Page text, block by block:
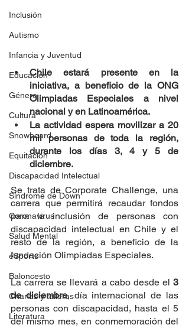
Inclusión
Autismo
Infancia y Juventud
Educación
Género
Cultura
Snowboard
Equitación
Discapacidad Intelectual
Síndrome de Down
Coronavirus
Salud Mental
eSports
Baloncesto
Charlas y talleres
Literatura
Chile estará presente en la
iniciativa, a beneficio de la ONG
Olimpiadas Especiales a nivel
nacional y en Latinoamérica.
La actividad espera movilizar a 20
mil personas de toda la región,
durante los días 3, 4 y 5 de
diciembre.
Se trata de Corporate Challenge, una
carrera que permitirá recaudar fondos
para la inclusión de personas con
discapacidad intelectual en Chile y el
resto de la región, a beneficio de la
fundación Olimpiadas Especiales.
La carrera se llevará a cabo desde el 3
de diciembre, día internacional de las
personas con discapacidad, hasta el 5
del mismo mes, en conmemoración del